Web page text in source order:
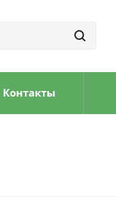
Контакты